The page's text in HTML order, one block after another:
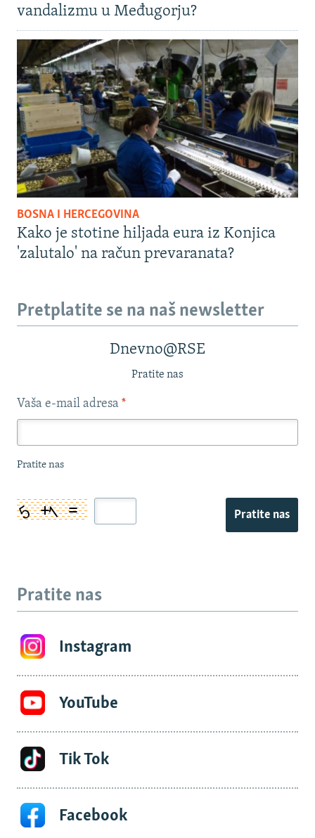
vandalizmu u Međugorju?
BOSNA I HERCEGOVINA
Kako je stotine hiljada eura iz Konjica
'zalutalo' na račun prevaranata?
Pretplatite se na naš newsletter
Dnevno@RSE
Pratite nas
Vaša e-mail adresa *
Pratite nas
Pratite nas
Pratite nas
Instagram
YouTube
Tik Tok
Facebook